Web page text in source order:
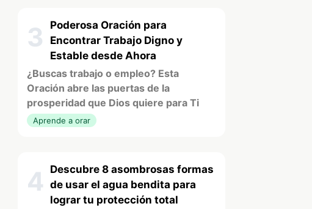
3
Poderosa Oración para
Encontrar Trabajo Digno y
Estable desde Ahora
¿Buscas trabajo o empleo? Esta
Oración abre las puertas de la
prosperidad que Dios quiere para Ti
Aprende a orar
4
Descubre 8 asombrosas formas
de usar el agua bendita para
lograr tu protección total